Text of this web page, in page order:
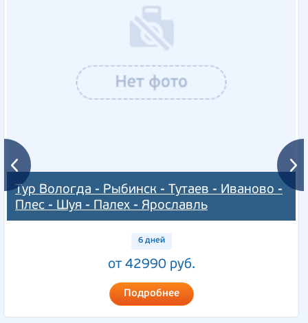
Тур Вологда - Рыбинск - Тутаев - Иваново -
Плес - Шуя - Палех - Ярославль
6 дней
от 42990 руб.
Подробнее